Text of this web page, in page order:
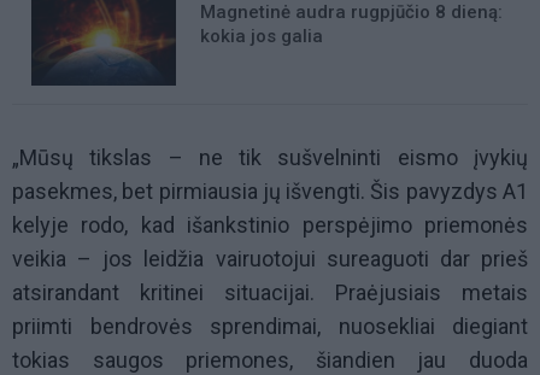
Magnetinė audra rugpjūčio 8 dieną:
kokia jos galia
„Mūsų tikslas – ne tik sušvelninti eismo įvykių
pasekmes, bet pirmiausia jų išvengti. Šis pavyzdys A1
kelyje rodo, kad išankstinio perspėjimo priemonės
veikia – jos leidžia vairuotojui sureaguoti dar prieš
atsirandant kritinei situacijai. Praėjusiais metais
priimti bendrovės sprendimai, nuosekliai diegiant
tokias saugos priemones, šiandien jau duoda